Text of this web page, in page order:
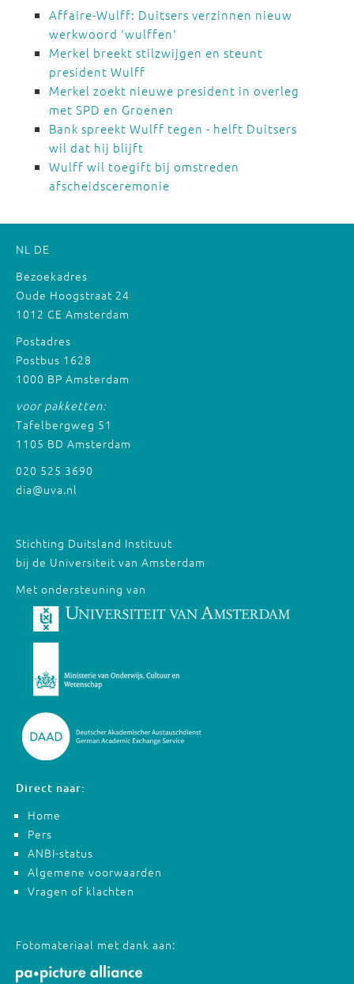
Affaire-Wulff: Duitsers verzinnen nieuw
werkwoord 'wulffen'
Merkel breekt stilzwijgen en steunt
president Wulff
Merkel zoekt nieuwe president in overleg
met SPD en Groenen
Bank spreekt Wulff tegen - helft Duitsers
wil dat hij blijft
Wulff wil toegift bij omstreden
afscheidsceremonie
NL DE
Bezoekadres
Oude Hoogstraat 24
1012 CE Amsterdam
Postadres
Postbus 1628
1000 BP Amsterdam
voor pakketten:
Tafelbergweg 51
1105 BD Amsterdam
020 525 3690
dia@uva.nl
Stichting Duitsland Instituut
bij de Universiteit van Amsterdam
Met ondersteuning van
Direct naar:
Home
Pers
ANBI-status
Algemene voorwaarden
Vragen of klachten
Fotomateriaal met dank aan: